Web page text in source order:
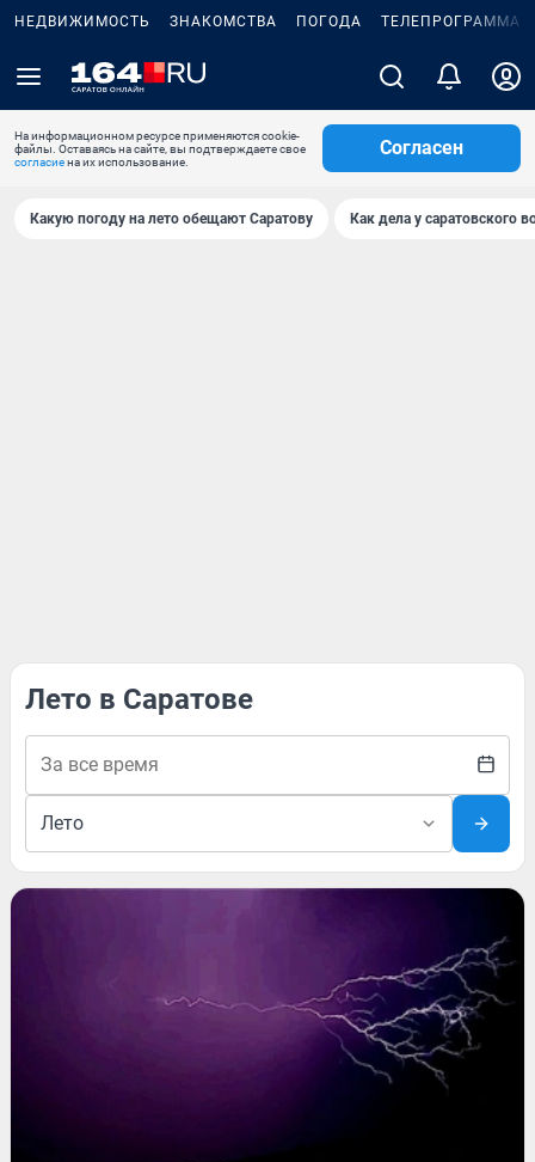
НЕДВИЖИМОСТЬ ЗНАКОМСТВА ПОГОДА ТЕЛЕПРОГРАММА
На информационном ресурсе применяются cookie-
файлы. Оставаясь на сайте, вы подтверждаете свое
согласиена их использование.
Согласен
Какую погоду на лето обещают Саратову Как дела у саратовского
Лето в Саратове